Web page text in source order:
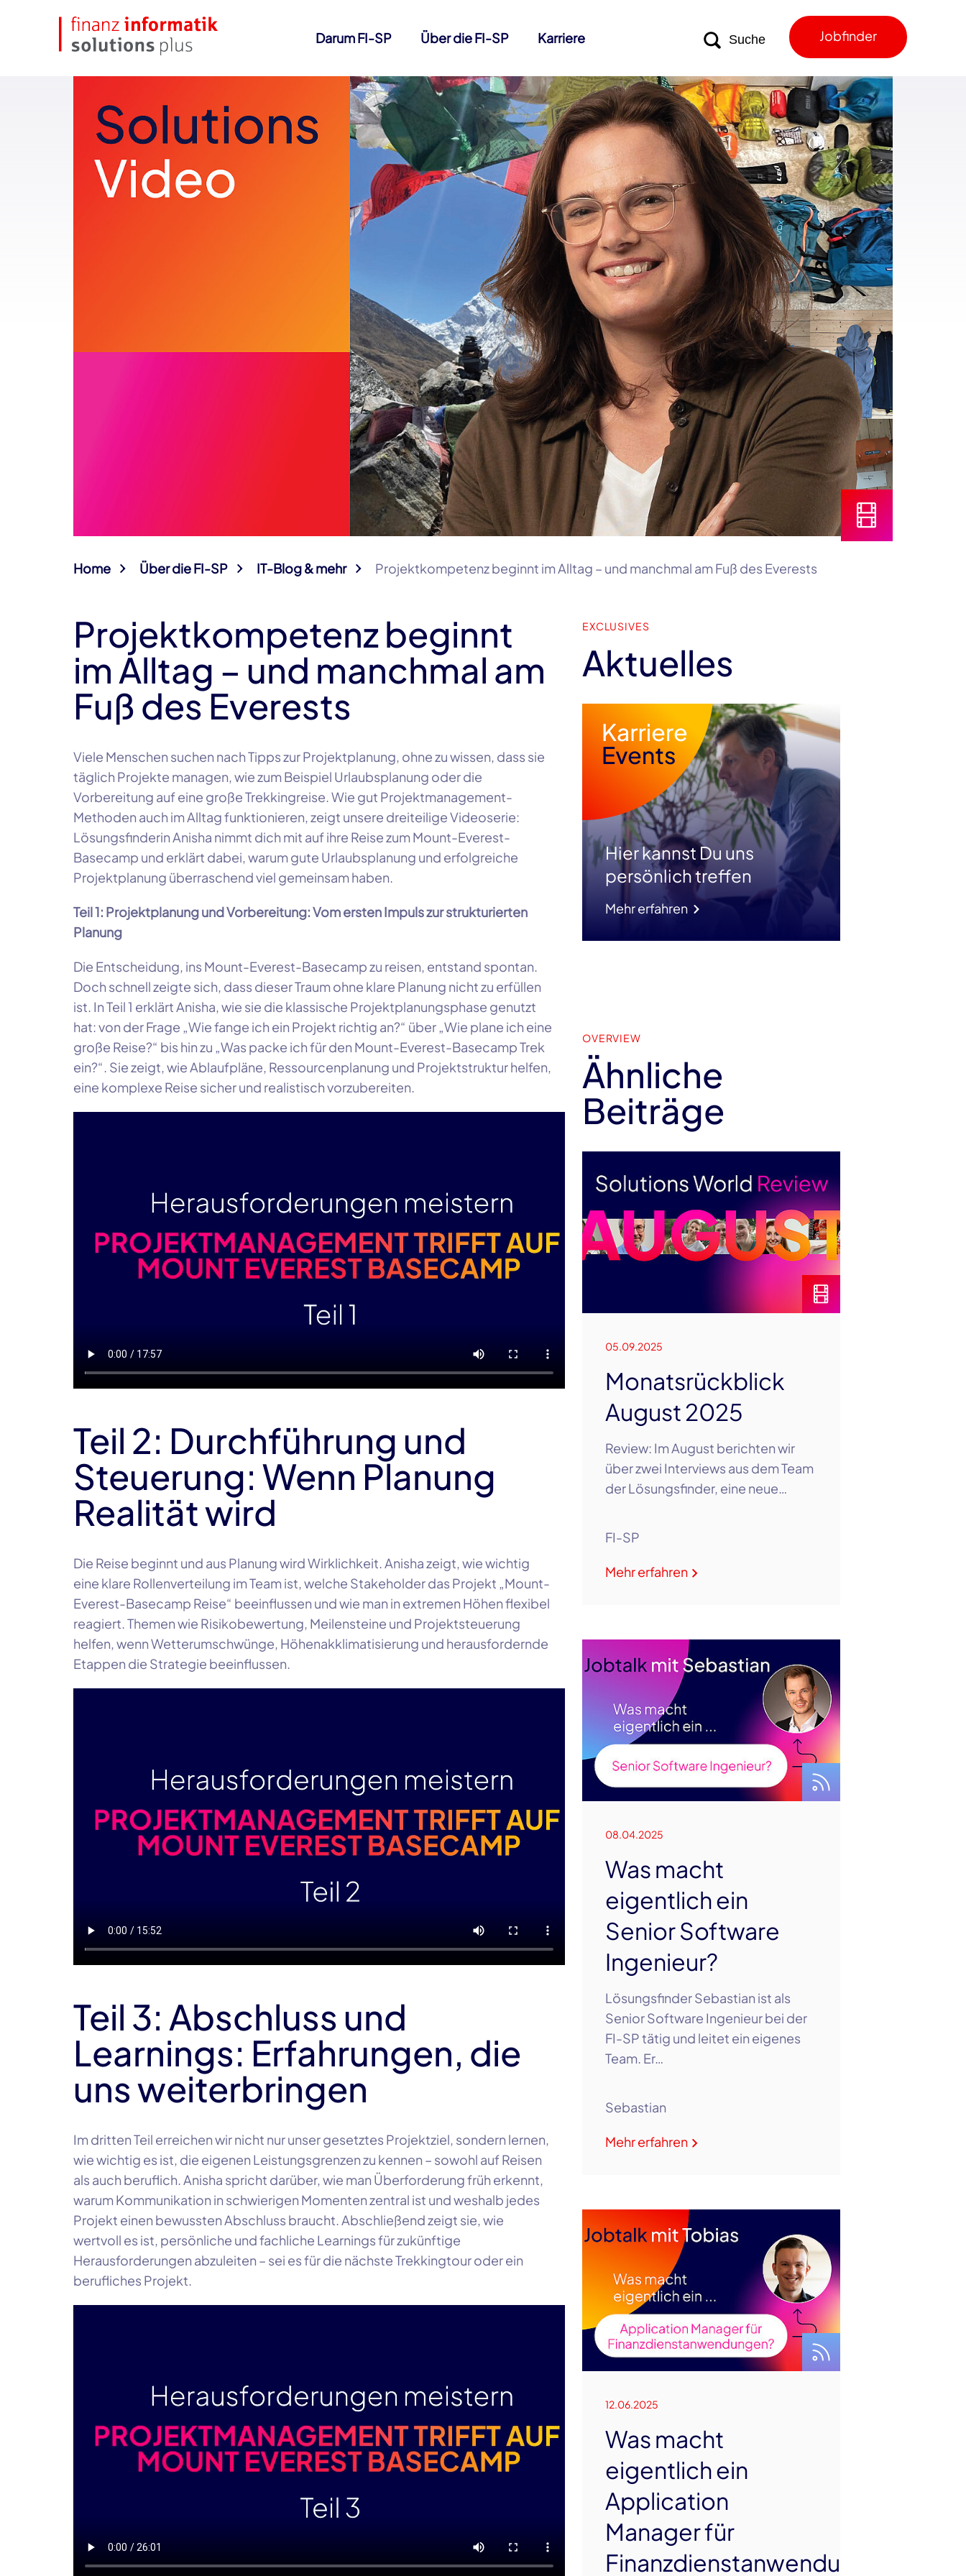
Darum FI-SP Über die FI-SP Karriere Jobfinder
Home Über die FI-SP IT-Blog & mehr Projektkompetenz beginnt im Alltag – und manchmal am Fuß des Everests
Projektkompetenz beginnt
im Alltag – und manchmal am
Fuß des Everests
Viele Menschen suchen nach Tipps zur Projektplanung, ohne zu wissen, dass sie
täglich Projekte managen, wie zum Beispiel Urlaubsplanung oder die
Vorbereitung auf eine große Trekkingreise. Wie gut Projektmanagement-
Methoden auch im Alltag funktionieren, zeigt unsere dreiteilige Videoserie:
Lösungsfinderin Anisha nimmt dich mit auf ihre Reise zum Mount-Everest-
Basecamp und erklärt dabei, warum gute Urlaubsplanung und erfolgreiche
Projektplanung überraschend viel gemeinsam haben.
Teil 1: Projektplanung und Vorbereitung: Vom ersten Impuls zur strukturierten
Planung
Die Entscheidung, ins Mount-Everest-Basecamp zu reisen, entstand spontan.
Doch schnell zeigte sich, dass dieser Traum ohne klare Planung nicht zu erfüllen
ist. In Teil 1 erklärt Anisha, wie sie die klassische Projektplanungsphase genutzt
hat: von der Frage „Wie fange ich ein Projekt richtig an?“ über „Wie plane ich eine
große Reise?“ bis hin zu „Was packe ich für den Mount-Everest-Basecamp Trek
ein?“. Sie zeigt, wie Ablaufpläne, Ressourcenplanung und Projektstruktur helfen,
eine komplexe Reise sicher und realistisch vorzubereiten.
Teil 2: Durchführung und
Steuerung: Wenn Planung
Realität wird
Die Reise beginnt und aus Planung wird Wirklichkeit. Anisha zeigt, wie wichtig
eine klare Rollenverteilung im Team ist, welche Stakeholder das Projekt „Mount-
Everest-Basecamp Reise“ beeinflussen und wie man in extremen Höhen flexibel
reagiert. Themen wie Risikobewertung, Meilensteine und Projektsteuerung
helfen, wenn Wetterumschwünge, Höhenakklimatisierung und herausfordernde
Etappen die Strategie beeinflussen.
Teil 3: Abschluss und
Learnings: Erfahrungen, die
uns weiterbringen
Im dritten Teil erreichen wir nicht nur unser gesetztes Projektziel, sondern lernen,
wie wichtig es ist, die eigenen Leistungsgrenzen zu kennen – sowohl auf Reisen
als auch beruflich. Anisha spricht darüber, wie man Überforderung früh erkennt,
warum Kommunikation in schwierigen Momenten zentral ist und weshalb jedes
Projekt einen bewussten Abschluss braucht. Abschließend zeigt sie, wie
wertvoll es ist, persönliche und fachliche Learnings für zukünftige
Herausforderungen abzuleiten – sei es für die nächste Trekkingtour oder ein
berufliches Projekt.
EXCLUSIVES
Aktuelles
Hier kannst Du uns
persönlich treffen
Mehr erfahren
OVERVIEW
Ähnliche
Beiträge
05.09.2025
Monatsrückblick
August 2025
Review: Im August berichten wir
über zwei Interviews aus dem Team
der Lösungsfinder, eine neue…
FI-SP
Mehr erfahren
08.04.2025
Was macht
eigentlich ein
Senior Software
Ingenieur?
Lösungsfinder Sebastian ist als
Senior Software Ingenieur bei der
FI-SP tätig und leitet ein eigenes
Team. Er…
Sebastian
Mehr erfahren
12.06.2025
Was macht
eigentlich ein
Application
Manager für
Finanzdienstanwendungen?